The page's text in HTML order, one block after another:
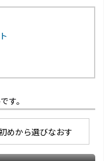
す。
めから選びなおす